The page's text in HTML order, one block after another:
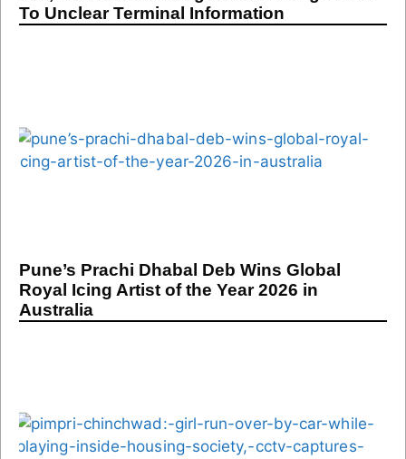
To Unclear Terminal Information
Pune’s Prachi Dhabal Deb Wins Global
Royal Icing Artist of the Year 2026 in
Australia